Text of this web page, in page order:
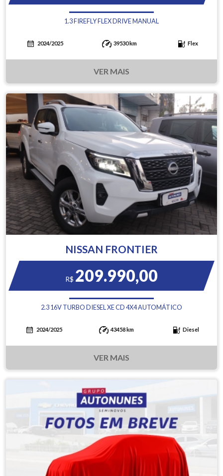
1.3 FIREFLY FLEX DRIVE MANUAL
2024/2025 39530 km Flex
VER MAIS
NISSAN FRONTIER
R$ 209.990,00
2.3 16V TURBO DIESEL XE CD 4X4 AUTOMÁTICO
2024/2025 43458 km Diesel
VER MAIS